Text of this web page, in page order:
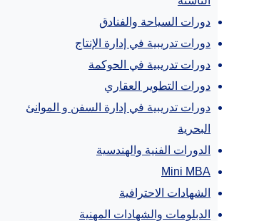
دورات السياحة والفنادق
دورات تدريبية في إدارة الإنتاج
دورات تدريبية في الحوكمة
دورات التطوير العقاري
دورات تدريبية في إدارة السفن و الموانئ
البحرية
الدورات الفنية والهندسية
Mini MBA
الشهادات الاحترافية
الدبلومات والشهادات المهنية